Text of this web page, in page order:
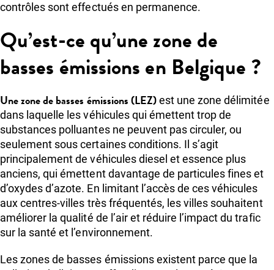
contrôles sont effectués en permanence.
Qu’est-ce qu’une zone de
basses émissions en Belgique ?
Une zone de basses émissions (LEZ)est une zone délimitée
dans laquelle les véhicules qui émettent trop de
substances polluantes ne peuvent pas circuler, ou
seulement sous certaines conditions. Il s’agit
principalement de véhicules diesel et essence plus
anciens, qui émettent davantage de particules fines et
d’oxydes d’azote. En limitant l’accès de ces véhicules
aux centres-villes très fréquentés, les villes souhaitent
améliorer la qualité de l’air et réduire l’impact du trafic
sur la santé et l’environnement.
Les zones de basses émissions existent parce que la